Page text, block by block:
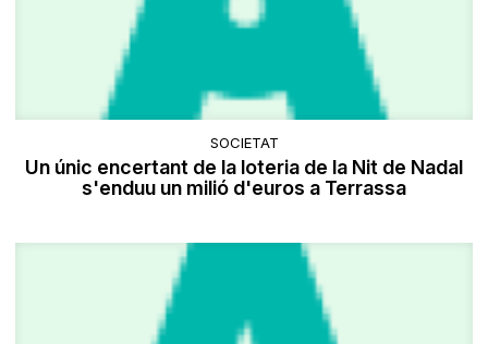
SOCIETAT
Un únic encertant de la loteria de la Nit de Nadal
s'enduu un milió d'euros a Terrassa